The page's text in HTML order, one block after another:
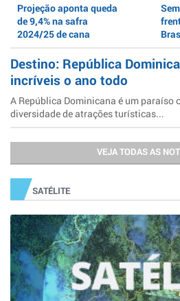
Projeção aponta queda
de 9,4% na safra
2024/25 de cana
Destino: República
incríveis o ano todo
A República Dominicana é um paraíso
diversidade de atrações turísticas...
VEJA TODAS AS
SATÉLITE